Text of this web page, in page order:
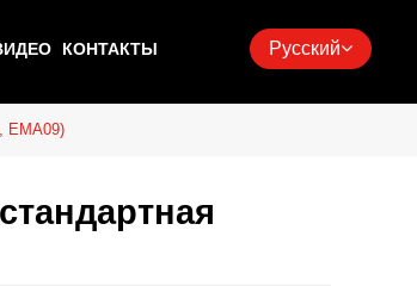
Русский
КОНТАКТЫ
EMA09)